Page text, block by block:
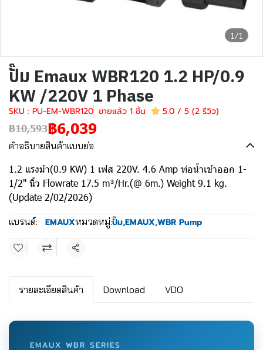
1/1
ปั๊ม Emaux WBR120 1.2 HP/0.9
KW /220V 1 Phase
SKU : PU-EM-WBR120 ขายแล้ว 1 ชิ้น 5.0 / 5 (2 รีวิว)
฿10,593฿6,039
คำอธิบายสินค้าแบบย่อ
1.2 แรงม้า(0.9 KW) 1 เฟส 220V. 4.6 Amp ท่อน้ำเข้าออก 1-
1/2" นิ้ว Flowrate 17.5 m³/Hr.(@ 6m.) Weight 9.1 kg.
(Update 2/02/2026)
แบรนด์: EMAUXหมวดหมู่:ปั๊ม,EMAUX,WBR Pump
แชร์
รายละเอียดสินค้า Download VDO
EMAUX WBR SERIES